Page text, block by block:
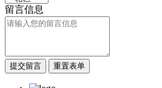
留言信息
提交留言 重置表单